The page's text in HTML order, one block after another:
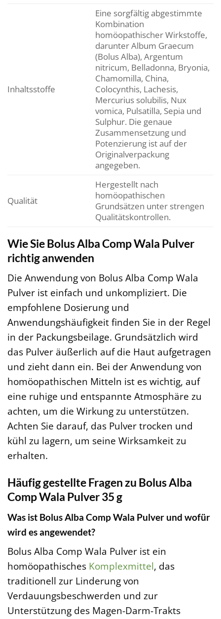
Inhaltsstoffe
Eine sorgfältig abgestimmte
Kombination
homöopathischer Wirkstoffe,
darunter Album Graecum
(Bolus Alba), Argentum
nitricum, Belladonna, Bryonia,
Chamomilla, China,
Colocynthis, Lachesis,
Mercurius solubilis, Nux
vomica, Pulsatilla, Sepia und
Sulphur. Die genaue
Zusammensetzung und
Potenzierung ist auf der
Originalverpackung
angegeben.
Qualität
Hergestellt nach
homöopathischen
Grundsätzen unter strengen
Qualitätskontrollen.
Wie Sie Bolus Alba Comp Wala Pulver
richtig anwenden
Die Anwendung von Bolus Alba Comp Wala
Pulver ist einfach und unkompliziert. Die
empfohlene Dosierung und
Anwendungshäufigkeit finden Sie in der Regel
in der Packungsbeilage. Grundsätzlich wird
das Pulver äußerlich auf die Haut aufgetragen
und zieht dann ein. Bei der Anwendung von
homöopathischen Mitteln ist es wichtig, auf
eine ruhige und entspannte Atmosphäre zu
achten, um die Wirkung zu unterstützen.
Achten Sie darauf, das Pulver trocken und
kühl zu lagern, um seine Wirksamkeit zu
erhalten.
Häufig gestellte Fragen zu Bolus Alba
Comp Wala Pulver 35 g
Was ist Bolus Alba Comp Wala Pulver und wofür
wird es angewendet?
Bolus Alba Comp Wala Pulver ist ein
homöopathisches Komplexmittel, das
traditionell zur Linderung von
Verdauungsbeschwerden und zur
Unterstützung des Magen-Darm-Trakts